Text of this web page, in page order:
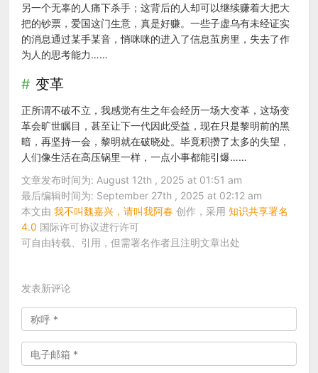
另一个无辜的人痛下杀手；这背后的人却可以继续赚着大把大
把的钞票，爱国这门生意，真是好赚。一些子虚乌有未经证实
的消息通过某手某音，悄咪咪的进入了信息茧房里，失去了作
为人的思考能力……
变革
正所谓不破不立，我感觉有生之年会经历一场大变革，这场变
革会旷世瞩目，甚至让下一代因此受益，现在只是黎明前的黑
暗，再坚持一会，黎明就在破晓处。毕竟积攒了太多的失望，
人们像生活在高压锅里一样，一点小事都能引爆……
文章发布时间为: August 12th , 2025 at 01:51 am
最后编辑时间为: September 27th , 2025 at 02:12 am
本文由我不叫魏嘉兴，请叫我阿春 创作，采用知识共享署名
4.0 国际许可协议进行许可
可自由转载、引用，但需署名作者且注明文章出处
发表新评论